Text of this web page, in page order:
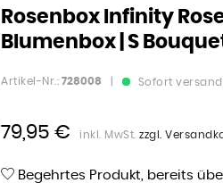
Rosenbox Infinity
Blumenbox | S
Artikel-Nr.: 728008 Sofort
79,95 € inkl. MwSt. zzgl.
Begehrtes Produkt, bereits